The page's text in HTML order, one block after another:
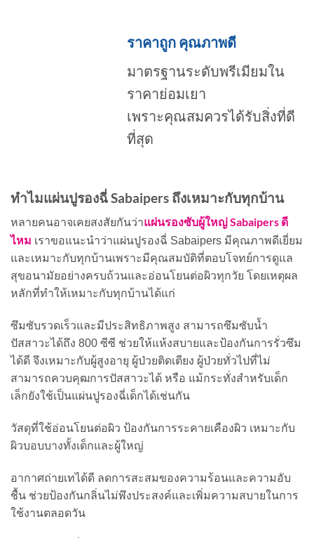
ราคาถูก คุณภาพดี
มาตรฐานระดับพรีเมียมใน
ราคาย่อมเยา
เพราะคุณสมควรได้รับสิ่งที่ดี
ที่สุด
ทำไมแผ่นปูรองฉี่ Sabaipers ถึงเหมาะกับทุกบ้าน
หลายคนอาจเคยสงสัยกันว่าแผ่นรองซับผู้ใหญ่ Sabaipers ดี
ไหม เราขอแนะนำว่าแผ่นปูรองฉี่ Sabaipers มีคุณภาพดีเยี่ยม
และเหมาะกับทุกบ้านเพราะมีคุณสมบัติที่ตอบโจทย์การดูแล
สุขอนามัยอย่างครบถ้วนและอ่อนโยนต่อผิวทุกวัย โดยเหตุผล
หลักที่ทำให้เหมาะกับทุกบ้านได้แก่
ซึมซับรวดเร็วและมีประสิทธิภาพสูง สามารถซึมซับน้ำ
ปัสสาวะได้ถึง 800 ซีซี ช่วยให้แห้งสบายและป้องกันการรั่วซึม
ได้ดี จึงเหมาะกับผู้สูงอายุ ผู้ป่วยติดเตียง ผู้ป่วยทั่วไปที่ไม่
สามารถควบคุฒการปัสสาวะได้ หรือ แม้กระทั่งสำหรับเด็ก
เล็กยังใช้เป็นแผ่นปูรองฉี่เด็กได้เช่นกัน
วัสดุที่ใช้อ่อนโยนต่อผิว ป้องกันการระคายเคืองผิว เหมาะกับ
ผิวบอบบางทั้งเด็กและผู้ใหญ่
อากาศถ่ายเทได้ดี ลดการสะสมของความร้อนและความอับ
ชื้น ช่วยป้องกันกลิ่นไม่พึงประสงค์และเพิ่มความสบายในการ
ใช้งานตลอดวัน